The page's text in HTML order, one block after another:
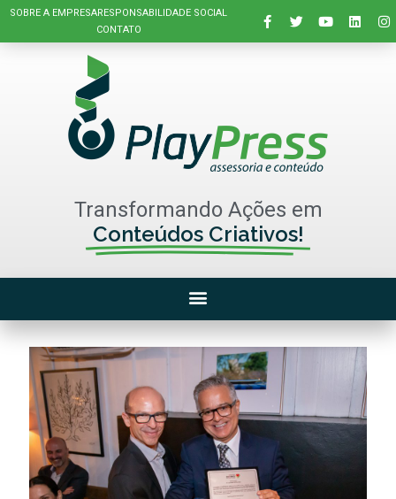
SOBRE A EMPRESARESPONSABILIDADE SOCIAL
CONTATO
Transformando Ações em
Conteúdos Criativos!